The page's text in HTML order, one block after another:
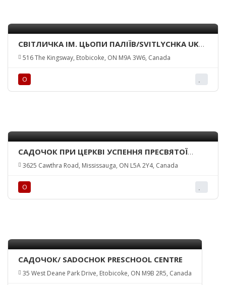
СВІТЛИЧКА ІМ. ЦЬОПИ ПАЛІЇВ/SVITLYCHKA UKR.
CO-OP NURSURY SCHOOL
516 The Kingsway, Etobicoke, ON M9A 3W6, Canada
О
САДОЧОК ПРИ ЦЕРКВІ УСПЕННЯ ПРЕСВЯТОЇ
БОГОРОДИЦІ/SADOCHOK UKRAINIAN NURSERY
3625 Cawthra Road, Mississauga, ON L5A 2Y4, Canada
О
САДОЧОК/ SADOCHOK PRESCHOOL CENTRE
35 West Deane Park Drive, Etobicoke, ON M9B 2R5, Canada